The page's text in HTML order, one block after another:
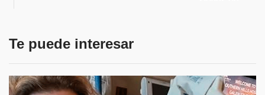
Te puede interesar